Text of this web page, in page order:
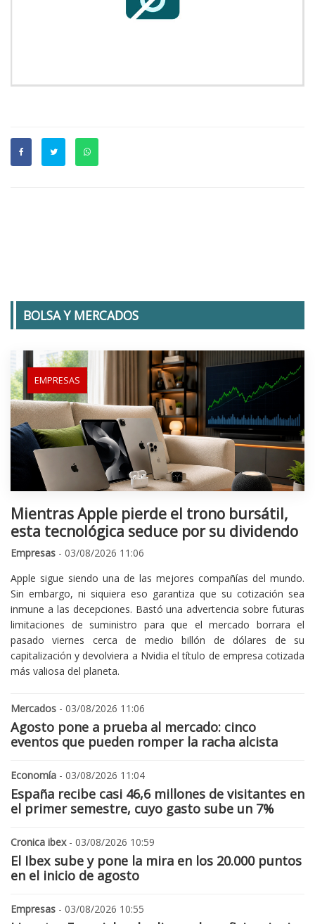
BOLSA Y MERCADOS
EMPRESAS
Mientras Apple pierde el trono bursátil,
esta tecnológica seduce por su dividendo
Empresas - 03/08/2026 11:06
Apple sigue siendo una de las mejores compañías del mundo.
Sin embargo, ni siquiera eso garantiza que su cotización sea
inmune a las decepciones. Bastó una advertencia sobre futuras
limitaciones de suministro para que el mercado borrara el
pasado viernes cerca de medio billón de dólares de su
capitalización y devolviera a Nvidia el título de empresa cotizada
más valiosa del planeta.
Mercados - 03/08/2026 11:06
Agosto pone a prueba al mercado: cinco
eventos que pueden romper la racha alcista
Economía - 03/08/2026 11:04
España recibe casi 46,6 millones de visitantes en
el primer semestre, cuyo gasto sube un 7%
Cronica ibex- 03/08/2026 10:59
El Ibex sube y pone la mira en los 20.000 puntos
en el inicio de agosto
Empresas - 03/08/2026 10:55